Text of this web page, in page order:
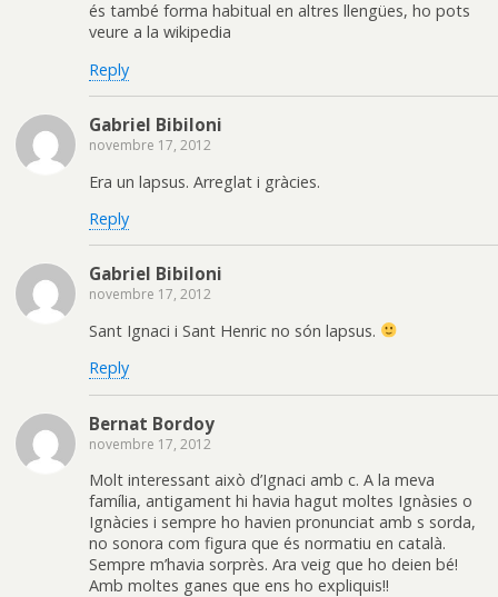
és també forma habitual en altres llengües, ho pots
veure a la wikipedia
Reply
Gabriel Bibiloni
novembre 17, 2012
Era un lapsus. Arreglat i gràcies.
Reply
Gabriel Bibiloni
novembre 17, 2012
Sant Ignaci i Sant Henric no són lapsus.
Reply
Bernat Bordoy
novembre 17, 2012
Molt interessant això d’Ignaci amb c. A la meva
família, antigament hi havia hagut moltes Ignàsies o
Ignàcies i sempre ho havien pronunciat amb s sorda,
no sonora com figura que és normatiu en català.
Sempre m’havia sorprès. Ara veig que ho deien bé!
Amb moltes ganes que ens ho expliquis!!